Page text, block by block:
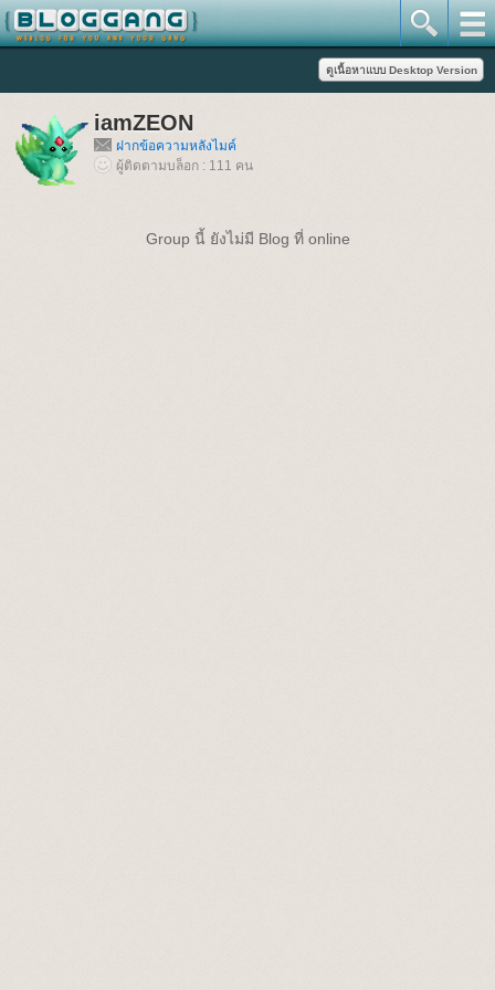
iamZEON
ฝากข้อความหลังไมค์
ผู้ติดตามบล็อก : 111 คน
Group นี้ ยังไม่มี Blog ที่ online